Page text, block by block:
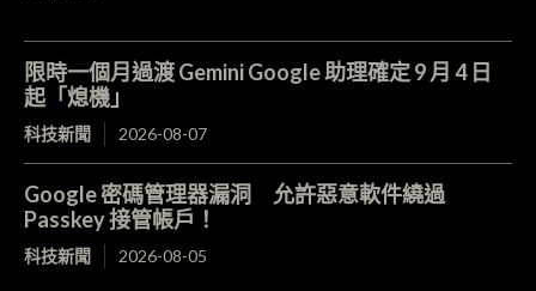
限時一個月過渡 Gemini Google 助理確定 9 月 4 日
起「熄機」
科技新聞 2026-08-07
Google 密碼管理器漏洞 允許惡意軟件繞過
Passkey 接管帳戶！
科技新聞 2026-08-05